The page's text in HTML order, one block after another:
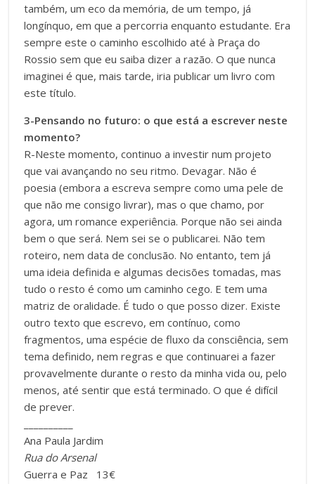
também, um eco da memória, de um tempo, já
longínquo, em que a percorria enquanto estudante. Era
sempre este o caminho escolhido até à Praça do
Rossio sem que eu saiba dizer a razão. O que nunca
imaginei é que, mais tarde, iria publicar um livro com
este título.
3-Pensando no futuro: o que está a escrever neste
momento?
R-Neste momento, continuo a investir num projeto
que vai avançando no seu ritmo. Devagar. Não é
poesia (embora a escreva sempre como uma pele de
que não me consigo livrar), mas o que chamo, por
agora, um romance experiência. Porque não sei ainda
bem o que será. Nem sei se o publicarei. Não tem
roteiro, nem data de conclusão. No entanto, tem já
uma ideia definida e algumas decisões tomadas, mas
tudo o resto é como um caminho cego. E tem uma
matriz de oralidade. É tudo o que posso dizer. Existe
outro texto que escrevo, em contínuo, como
fragmentos, uma espécie de fluxo da consciência, sem
tema definido, nem regras e que continuarei a fazer
provavelmente durante o resto da minha vida ou, pelo
menos, até sentir que está terminado. O que é difícil
de prever.
Ana Paula Jardim
Rua do Arsenal
Guerra e Paz 13€